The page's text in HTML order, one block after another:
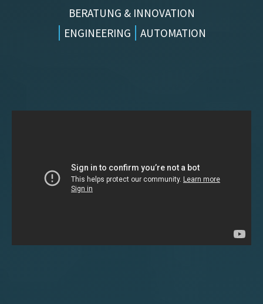
BERATUNG & INNOVATION
| ENGINEERING | AUTOMATION